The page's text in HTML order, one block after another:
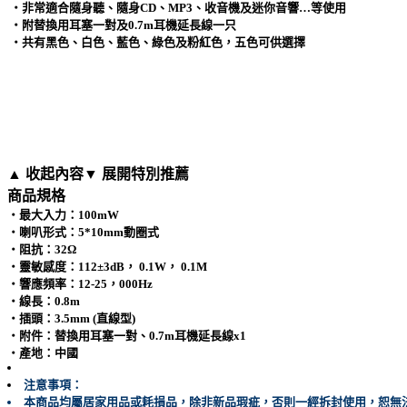
‧非常適合隨身聽、隨身CD、MP3、收音機及迷你音響…等使用
‧附替換用耳塞一對及0.7m耳機延長線一只
‧共有黑色、白色、藍色、綠色及粉紅色，五色可供選擇
▲ 收起內容▼ 展開特別推薦
商品規格
‧最大入力：100mW
‧喇叭形式：5*10mm動圈式
‧阻抗：32Ω
‧靈敏感度：112±3dB， 0.1W， 0.1M
‧響應頻率：12-25，000Hz
‧線長：0.8m
‧插頭：3.5mm (直線型)
‧附件：替換用耳塞一對、0.7m耳機延長線x1
‧產地：中國
注意事項：
本商品均屬居家用品或耗損品，除非新品瑕疵，否則一經拆封使用，恕無